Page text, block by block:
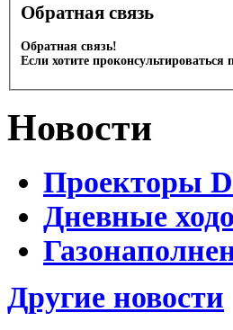
Обратная связь
Обратная связь!
Если хотите
Новости
Проекторы
Дневные
Другие новости